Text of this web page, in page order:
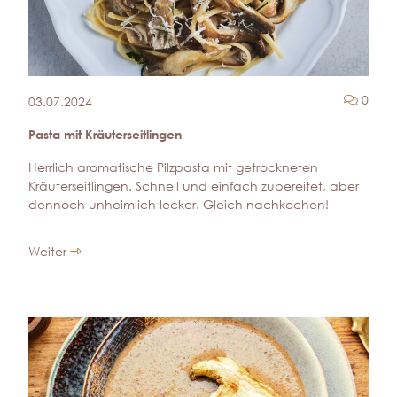
03.07.2024 0
Pasta mit Kräuterseitlingen
Herrlich aromatische Pilzpasta mit getrockneten
Kräuterseitlingen. Schnell und einfach zubereitet, aber
dennoch unheimlich lecker. Gleich nachkochen!
Weiter